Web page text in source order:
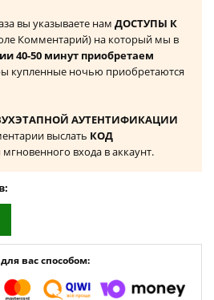
вы указываете нам ДОСТУПЫ К
Комментарий) на который мы в
40-50 минут приобретаем
купленные ночью приобретаются
АУТЕНТИФИКАЦИИ
выслать КОД
мгновенного входа в аккаунт.
вас способом: